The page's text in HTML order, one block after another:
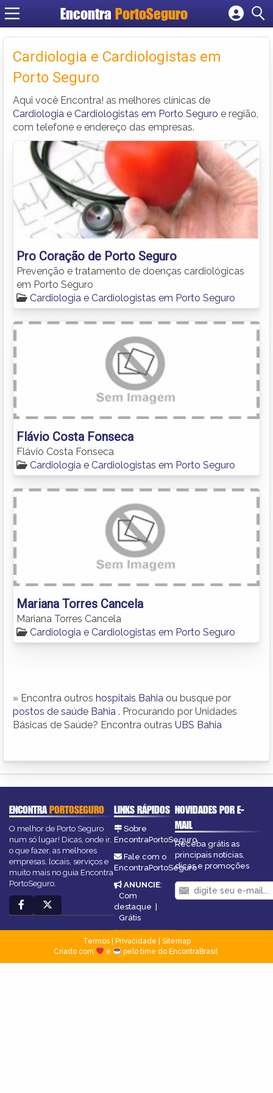
Encontra PortoSeguro
Cadastrar empresa
Fazer login
Criar conta
Cardiologia e Cardiologistas em
Porto Seguro
Aqui você Encontra! as melhores clínicas de
Cardiologia e Cardiologistas em Porto Seguro e região,
com telefone e endereço das empresas.
Pro Coração de Porto Seguro
Prevenção e tratamento de doenças cardiológicas
em Porto Seguro
Cardiologia e Cardiologistas em Porto Seguro
Flávio Costa Fonseca
Flávio Costa Fonseca
Cardiologia e Cardiologistas em Porto Seguro
Mariana Torres Cancela
Mariana Torres Cancela
Cardiologia e Cardiologistas em Porto Seguro
» Encontra outros hospitais Bahia ou busque por
postos de saúde Bahia . Procurando por Unidades
Básicas de Saúde? Encontra outras UBS Bahia
ENCONTRAPORTOSEGURO
O melhor de Porto Seguro
num só lugar! Dicas, onde ir,
o que fazer, as melhores
empresas, locais, serviços e
muito mais no guia Encontra
PortoSeguro.
LINKS RÁPIDOS
Sobre
EncontraPortoSeguro
Fale com o
EncontraPortoSeguro
ANUNCIE:
Com
destaque |
Grátis
NOVIDADES POR E-
MAIL
Receba grátis as
principais notícias,
dicas e promoções
Termos| Privacidade
Sitemap
Criado com
e pelo time do EncontraBrasil